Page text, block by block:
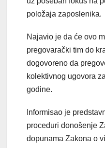
položaja zaposlenika.
Najavio je da će ovo
pregovarački tim do
dogovoreno da
kolektivnog ugovora
godine.
Informisao je
proceduri donošenje
dopunama Zakona o